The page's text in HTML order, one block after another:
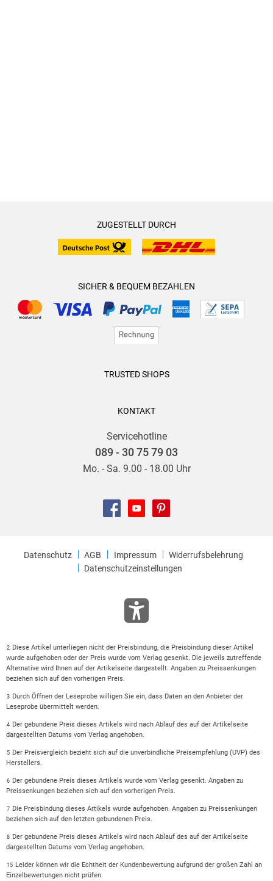
ZUGESTELLT DURCH
SICHER & BEQUEM BEZAHLEN
TRUSTED SHOPS
KONTAKT
Servicehotline
089 - 30 75 79 03
Mo. - Sa. 9.00 - 18.00 Uhr
Datenschutz AGB Impressum
Widerrufsbelehrung
Datenschutzeinstellungen
2
Diese Artikel unterliegen nicht der Preisbindung, die Preisbindung dieser Artikel
wurde aufgehoben oder der Preis wurde vom Verlag gesenkt. Die jeweils zutreffende
Alternative wird Ihnen auf der Artikelseite dargestellt. Angaben zu Preissenkungen
beziehen sich auf den vorherigen Preis.
3
Durch Öffnen der Leseprobe willigen Sie ein, dass Daten an den Anbieter der
Leseprobe übermittelt werden.
4
Der gebundene Preis dieses Artikels wird nach Ablauf des auf der Artikelseite
dargestellten Datums vom Verlag angehoben.
5
Der Preisvergleich bezieht sich auf die unverbindliche Preisempfehlung (UVP) des
Herstellers.
6
Der gebundene Preis dieses Artikels wurde vom Verlag gesenkt. Angaben zu
Preissenkungen beziehen sich auf den vorherigen Preis.
7
Die Preisbindung dieses Artikels wurde aufgehoben. Angaben zu Preissenkungen
beziehen sich auf den letzten gebundenen Preis.
8
Der gebundene Preis dieses Artikels wird nach Ablauf des auf der Artikelseite
dargestellten Datums vom Verlag angehoben.
15
Leider können wir die Echtheit der Kundenbewertung aufgrund der großen Zahl an
Einzelbewertungen nicht prüfen.